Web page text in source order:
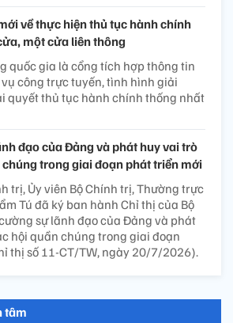
về thực hiện thủ tục hành chính
một cửa liên thông
quốc gia là cổng tích hợp thông tin
công trực tuyến, tình hình giải
quyết thủ tục hành chính thống nhất
đạo của Đảng và phát huy vai trò
trong giai đoạn phát triển mới
trị, Ủy viên Bộ Chính trị, Thường trực
Tú đã ký ban hành Chỉ thị của Bộ
sự lãnh đạo của Đảng và phát
hội quần chúng trong giai đoạn
thị số 11-CT/TW, ngày 20/7/2026).
tâm